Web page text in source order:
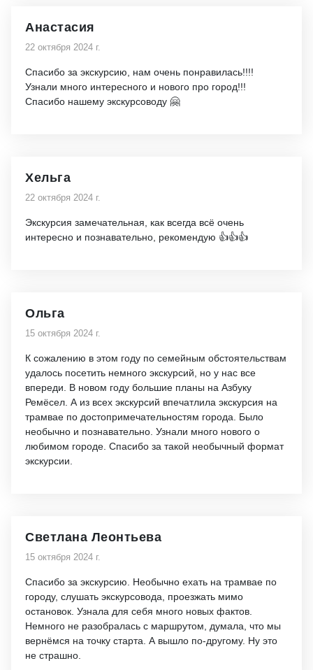
Анастасия
22 октября 2024 г.
Спасибо за экскурсию, нам очень понравилась!!!!
Узнали много интересного и нового про город!!!
Спасибо нашему экскурсоводу 🤗
Хельга
22 октября 2024 г.
Экскурсия замечательная, как всегда всё очень
интересно и познавательно, рекомендую 👍👍👍
Ольга
15 октября 2024 г.
К сожалению в этом году по семейным обстоятельствам
удалось посетить немного экскурсий, но у нас все
впереди. В новом году большие планы на Азбуку
Ремёсел. А из всех экскурсий впечатлила экскурсия на
трамвае по достопримечательностям города. Было
необычно и познавательно. Узнали много нового о
любимом городе. Спасибо за такой необычный формат
экскурсии.
Светлана Леонтьева
15 октября 2024 г.
Спасибо за экскурсию. Необычно ехать на трамвае по
городу, слушать экскурсовода, проезжать мимо
остановок. Узнала для себя много новых фактов.
Немного не разобралась с маршрутом, думала, что мы
вернёмся на точку старта. А вышло по-другому. Ну это
не страшно.